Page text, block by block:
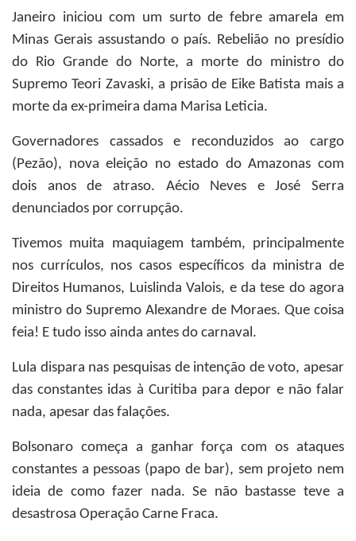
Janeiro iniciou com um surto de febre amarela em
Minas Gerais assustando o país. Rebelião no presídio
do Rio Grande do Norte, a morte do ministro do
Supremo Teori Zavaski, a prisão de Eike Batista mais a
morte da ex-primeira dama Marisa Leticia.
Governadores cassados e reconduzidos ao cargo
(Pezão), nova eleição no estado do Amazonas com
dois anos de atraso. Aécio Neves e José Serra
denunciados por corrupção.
Tivemos muita maquiagem também, principalmente
nos currículos, nos casos específicos da ministra de
Direitos Humanos, Luislinda Valois, e da tese do agora
ministro do Supremo Alexandre de Moraes. Que coisa
feia! E tudo isso ainda antes do carnaval.
Lula dispara nas pesquisas de intenção de voto, apesar
das constantes idas à Curitiba para depor e não falar
nada, apesar das falações.
Bolsonaro começa a ganhar força com os ataques
constantes a pessoas (papo de bar), sem projeto nem
ideia de como fazer nada. Se não bastasse teve a
desastrosa Operação Carne Fraca.